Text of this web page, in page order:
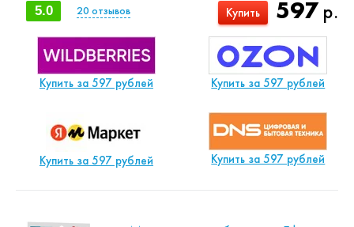
597р.
Купить
5.0 20 отзывов
Купить за 597 рублей Купить за 597 рублей
Купить за 597 рублей Купить за 597 рублей